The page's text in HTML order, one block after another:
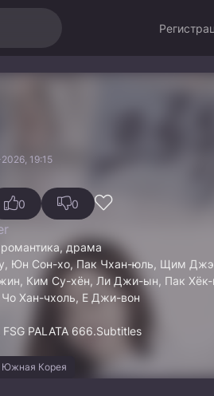
19:15
0 0
драма
Юн Сон-хо, Пак Чхан-юль, Щим
Ким Су-хён, Ли Джи-ын, Пак
Хан-чхоль, Е Джи-вон
FSG PALATA 666.Subtitles
Южная Корея